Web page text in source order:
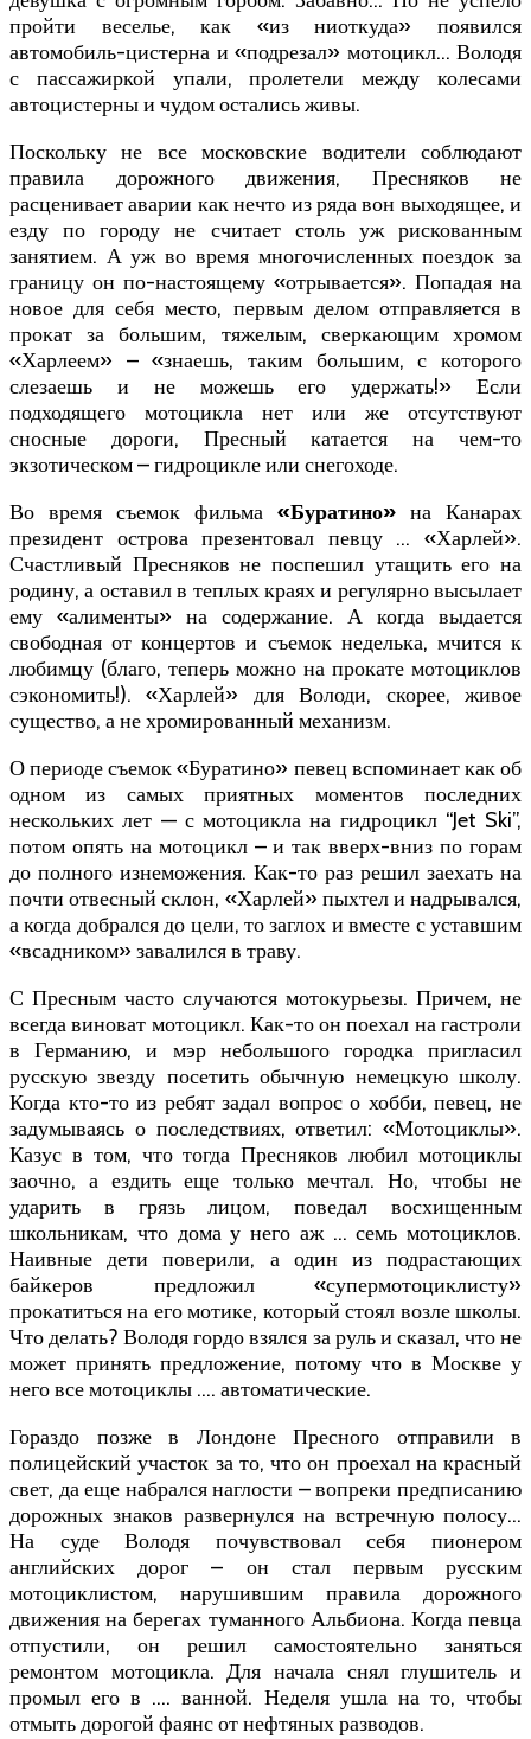
пройти веселье, как «из ниоткуда» появился
автомобиль-цистерна и «подрезал» мотоцикл… Володя
с пассажиркой упали, пролетели между колесами
автоцистерны и чудом остались живы.
Поскольку не все московские водители соблюдают
правила дорожного движения, Пресняков не
расценивает аварии как нечто из ряда вон выходящее, и
езду по городу не считает столь уж рискованным
занятием. А уж во время многочисленных поездок за
границу он по-настоящему «отрывается». Попадая на
новое для себя место, первым делом отправляется в
прокат за большим, тяжелым, сверкающим хромом
«Харлеем» – «знаешь, таким большим, с которого
слезаешь и не можешь его удержать!» Если
подходящего мотоцикла нет или же отсутствуют
сносные дороги, Пресный катается на чем-то
экзотическом – гидроцикле или снегоходе.
Во время съемок фильма «Буратино» на Канарах
президент острова презентовал певцу … «Харлей».
Счастливый Пресняков не поспешил утащить его на
родину, а оставил в теплых краях и регулярно высылает
ему «алименты» на содержание. А когда выдается
свободная от концертов и съемок неделька, мчится к
любимцу (благо, теперь можно на прокате мотоциклов
сэкономить!). «Харлей» для Володи, скорее, живое
существо, а не хромированный механизм.
О периоде съемок «Буратино» певец вспоминает как об
одном из самых приятных моментов последних
нескольких лет — с мотоцикла на гидроцикл “Jet Ski”,
потом опять на мотоцикл – и так вверх-вниз по горам
до полного изнеможения. Как-то раз решил заехать на
почти отвесный склон, «Харлей» пыхтел и надрывался,
а когда добрался до цели, то заглох и вместе с уставшим
«всадником» завалился в траву.
С Пресным часто случаются мотокурьезы. Причем, не
всегда виноват мотоцикл. Как-то он поехал на гастроли
в Германию, и мэр небольшого городка пригласил
русскую звезду посетить обычную немецкую школу.
Когда кто-то из ребят задал вопрос о хобби, певец, не
задумываясь о последствиях, ответил: «Мотоциклы».
Казус в том, что тогда Пресняков любил мотоциклы
заочно, а ездить еще только мечтал. Но, чтобы не
ударить в грязь лицом, поведал восхищенным
школьникам, что дома у него аж … семь мотоциклов.
Наивные дети поверили, а один из подрастающих
байкеров предложил «супермотоциклисту»
прокатиться на его мотике, который стоял возле школы.
Что делать? Володя гордо взялся за руль и сказал, что не
может принять предложение, потому что в Москве у
него все мотоциклы …. автоматические.
Гораздо позже в Лондоне Пресного отправили в
полицейский участок за то, что он проехал на красный
свет, да еще набрался наглости – вопреки предписанию
дорожных знаков развернулся на встречную полосу…
На суде Володя почувствовал себя пионером
английских дорог – он стал первым русским
мотоциклистом, нарушившим правила дорожного
движения на берегах туманного Альбиона. Когда певца
отпустили, он решил самостоятельно заняться
ремонтом мотоцикла. Для начала снял глушитель и
промыл его в …. ванной. Неделя ушла на то, чтобы
отмыть дорогой фаянс от нефтяных разводов.